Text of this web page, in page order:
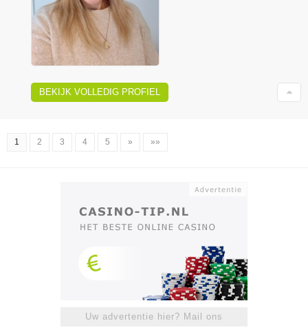
BEKIJK VOLLEDIG PROFIEL
1 2 3 4 5 » »»
Uw advertentie hier? Mail ons